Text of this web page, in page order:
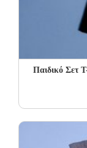
Παιδικό Σετ